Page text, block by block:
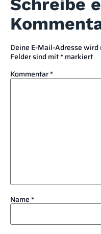
Schreibe
Deine E-Mail-Adresse
Felder sind mit*markiert
Kommentar*
Name *